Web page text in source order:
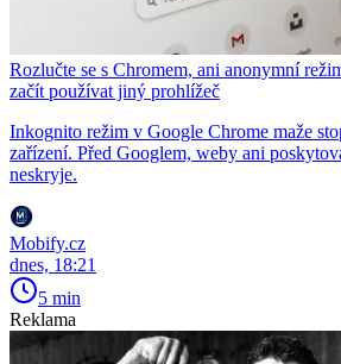
Rozlučte se s Chromem, ani anonymní
začít používat jiný prohlížeč
Inkognito režim v Google Chrome maže
zařízení. Před Googlem, weby ani
neskryje.
Mobify.cz
dnes, 18:21
5 min
Reklama